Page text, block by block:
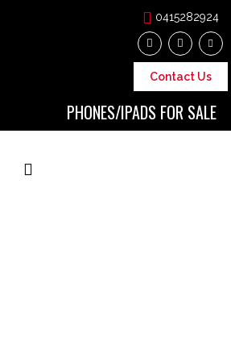
0415282924
Contact Us
PHONES/IPADS FOR SALE